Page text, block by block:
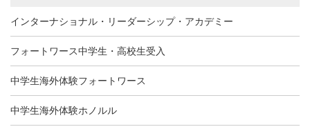
インターナショナル・リーダーシップ・アカデミー
フォートワース中学生・高校生受入
中学生海外体験フォートワース
中学生海外体験ホノルル